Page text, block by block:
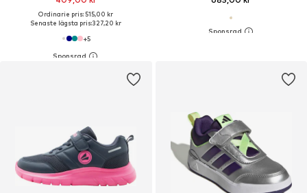
Ordinarie pris: 515,00 kr
Senaste lägsta pris:327,20 kr
+5